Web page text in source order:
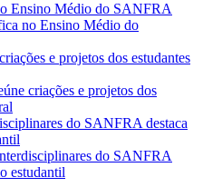
no Ensino Médio do
criações e projetos dos
do SANFRA
estudantil